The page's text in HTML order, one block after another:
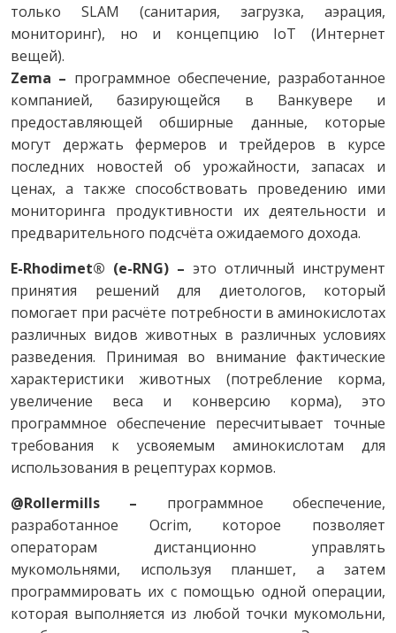
только SLAM (санитария, загрузка, аэрация,
мониторинг), но и концепцию IoT (Интернет
вещей).
Zema – программное обеспечение, разработанное
компанией, базирующейся в Ванкувере и
предоставляющей обширные данные, которые
могут держать фермеров и трейдеров в курсе
последних новостей об урожайности, запасах и
ценах, а также способствовать проведению ими
мониторинга продуктивности их деятельности и
предварительного подсчёта ожидаемого дохода.
E-Rhodimet® (e-RNG) – это отличный инструмент
принятия решений для диетологов, который
помогает при расчёте потребности в аминокислотах
различных видов животных в различных условиях
разведения. Принимая во внимание фактические
характеристики животных (потребление корма,
увеличение веса и конверсию корма), это
программное обеспечение пересчитывает точные
требования к усвояемым аминокислотам для
использования в рецептурах кормов.
@Rollermills – программное обеспечение,
разработанное Ocrim, которое позволяет
операторам дистанционно управлять
мукомольнями, используя планшет, а затем
программировать их с помощью одной операции,
которая выполняется из любой точки мукомольни,